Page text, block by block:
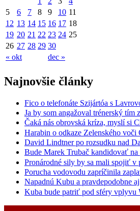
« okt dec »
5
6 7 8 9 10 11
12 13 14 15 16 17 18
19 20 21 22 23 24 25
26 27 28 29 30
Najnovšie články
Fico o telefonáte Szijártóa s
Ja by som angažoval trénerský
Čaká nás obrovská kríza, myslí si
Harabin o odkaze Zelenského voči
David Lindtner po rozsudku nad
Bude Marek Trubač kandidovať na
Pronárodné sily by sa mali spojiť v
Porucha vodovodu zapríčinila
Napadnú Kubu a pravdepodobne
Kuba bude patriť pod sféry vplyvu